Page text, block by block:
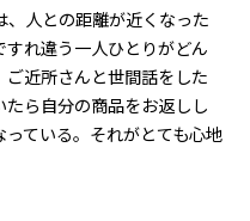
人との距離が近くなった
れ違う一人ひとりがどん
近所さんと世間話をした
ら自分の商品をお返しし
ている。それがとても心地